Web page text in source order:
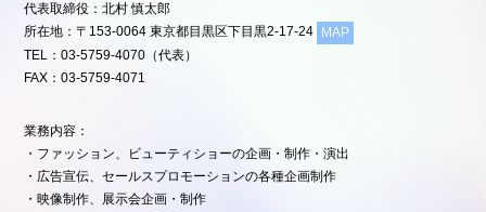
代表取締役：北村 慎太郎
所在地：〒153-0064 東京都目黒区下目黒2-17-24 MAP
TEL：03-5759-4070（代表）
FAX：03-5759-4071
業務内容：
・ファッション、ビューティショーの企画・制作・演出
・広告宣伝、セールスプロモーションの各種企画制作
・映像制作、展示会企画・制作